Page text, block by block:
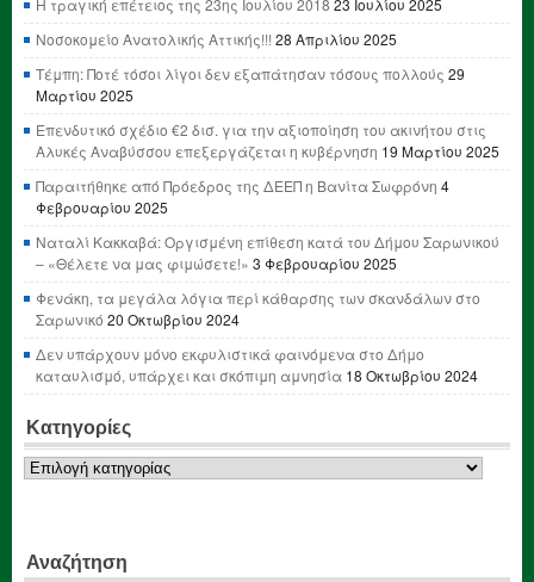
Νοσοκομείο Ανατολικής Αττικής!!! 28 Απριλίου 2025
Τέμπη: Ποτέ τόσοι λίγοι δεν εξαπάτησαν τόσους πολλούς 29
Μαρτίου 2025
Επενδυτικό σχέδιο €2 δισ. για την αξιοποίηση του ακινήτου στις
Αλυκές Αναβύσσου επεξεργάζεται η κυβέρνηση 19 Μαρτίου 2025
Παραιτήθηκε από Πρόεδρος της ΔΕΕΠ η Βανίτα Σωφρόνη 4
Φεβρουαρίου 2025
Ναταλί Κακκαβά: Οργισμένη επίθεση κατά του Δήμου Σαρωνικού
– «Θέλετε να μας φιμώσετε!» 3 Φεβρουαρίου 2025
Φενάκη, τα μεγάλα λόγια περί κάθαρσης των σκανδάλων στο
Σαρωνικό 20 Οκτωβρίου 2024
Δεν υπάρχουν μόνο εκφυλιστικά φαινόμενα στο Δήμο
καταυλισμό, υπάρχει και σκόπιμη αμνησία 18 Οκτωβρίου 2024
Κατηγορίες
Κατηγορίες
Αναζήτηση